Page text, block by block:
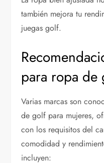
también mejora tu
juegas golf.
para ropa
Varias marcas son
de golf para mujeres,
con los requisitos del
comodidad y
incluyen: